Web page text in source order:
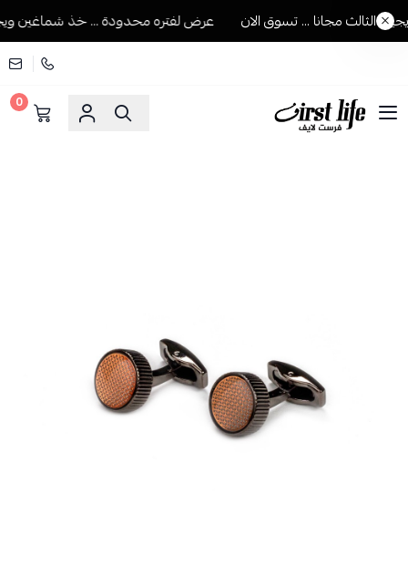
مجانا ... تسوق الان عرض لفتره محدودة ... خذ شماغين
فرست لايف للمستلزمات الرجالية
0